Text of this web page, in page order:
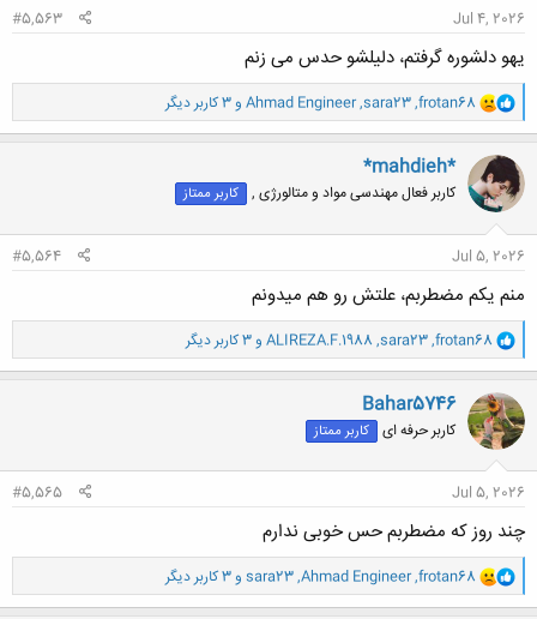
Jul 4, 2026
#5,563
یهو دلشوره گرفتم، دلیلشو حدس می زنم
و
ا
ک
ن
ش
ه
:
frotan68
,
sara23
,
Ahmad Engineer و 3 کاربر دیگر
*mahdieh*
کاربر فعال مهندسی مواد و متالورژی , کاربر ممتاز
Jul 5, 2026
#5,564
منم یکم مضطربم، علتش رو هم میدونم
و
ا
ک
ن
ش
ه
ا
frotan68
,
sara23
,
ALIREZA.F.1988 و 3 کاربر دیگر
Bahar5746
کاربر حرفه ای کاربر ممتاز
Jul 5, 2026
#5,565
چند روز که مضطربم حس خوبی ندارم
و
ا
ک
frotan68
,
Ahmad Engineer
,
sara23 و 3 کاربر دیگر